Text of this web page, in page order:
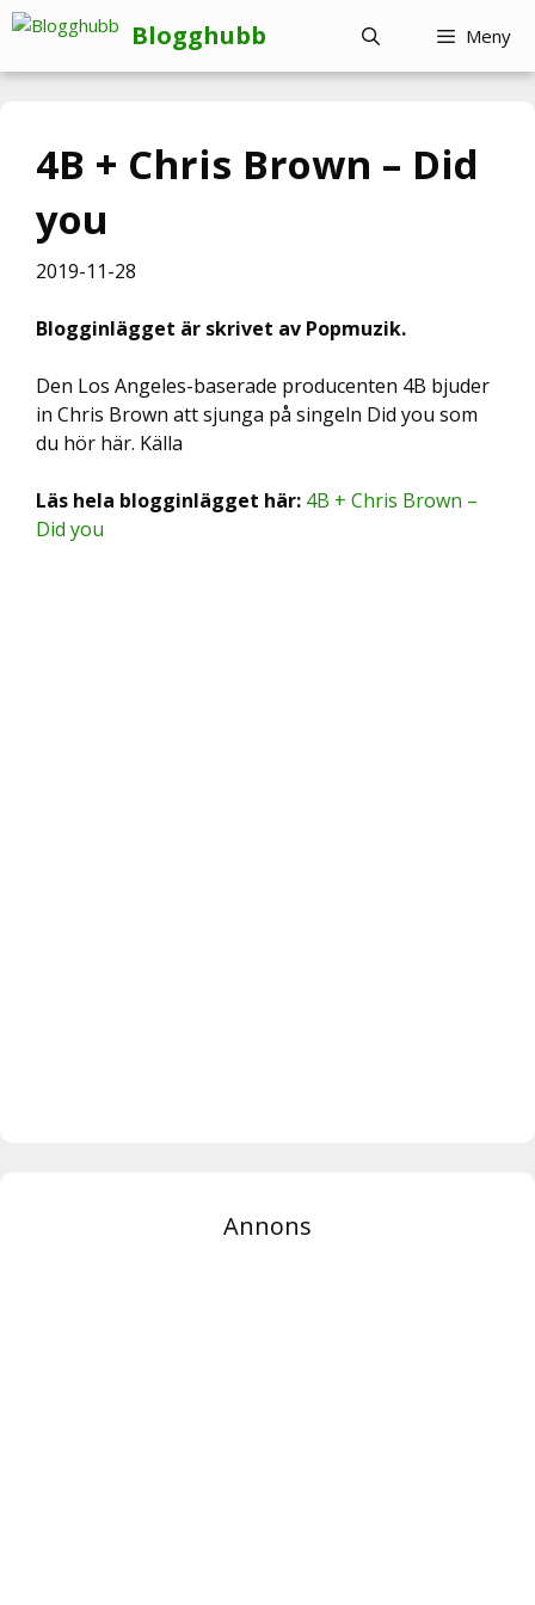
Hoppa
innehåll
Blogghubb Meny
4B + Chris Brown – Did
you
2019-11-28
Blogginlägget är skrivet av Popmuzik.
Den Los Angeles-baserade producenten 4B bjuder
in Chris Brown att sjunga på singeln Did you som
du hör här. Källa
Läs hela blogginlägget här: 4B + Chris Brown –
Did you
Annons